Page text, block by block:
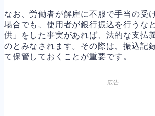
なお、労働者が解雇に不服で手当の受
場合でも、使用者が銀行振込を行うな
供」をした事実があれば、法的な支払
のとみなされます。その際は、振込記
て保管しておくことが重要です。
広告